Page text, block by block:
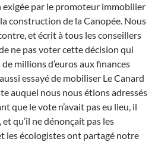
par le promoteur immobilier
construction de la Canopée. Nous
et écrit à tous les conseillers
ne pas voter cette décision qui
millions d’euros aux finances
essayé de mobiliser Le Canard
auquel nous nous étions adressés
que le vote n’avait pas eu lieu, il
qu’il ne dénonçait pas les
les écologistes ont partagé notre